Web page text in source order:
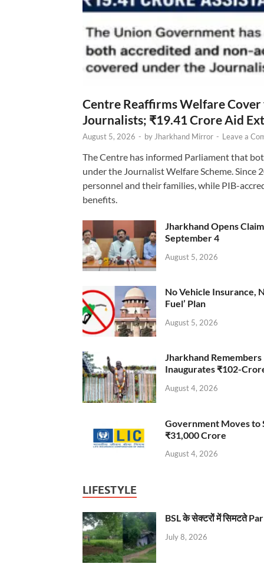
Centre Reaffirms Welfare
Journalists; ₹19.41 Crore Aid
August 5, 2026 - by Jharkhand Mirror - Leave a
The Centre has informed Parliament that
under the Journalist Welfare Scheme. Since
personnel and their families, while PIB-
benefits.
Jharkhand Opens
September 4
August 5, 2026
No Vehicle Insurance,
Fuel’ Plan
August 5, 2026
Jharkhand
Inaugurates ₹102-
August 4, 2026
Government Moves to
₹31,000 Crore
August 4, 2026
LIFESTYLE
BSL के सेक्टरों में सिमटते
July 8, 2026